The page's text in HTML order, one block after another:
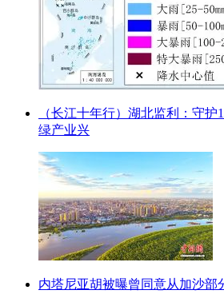
（长江十年行）湖北监利：守护
绿产业兴
内塔尼亚胡被曝曾同意从加沙部